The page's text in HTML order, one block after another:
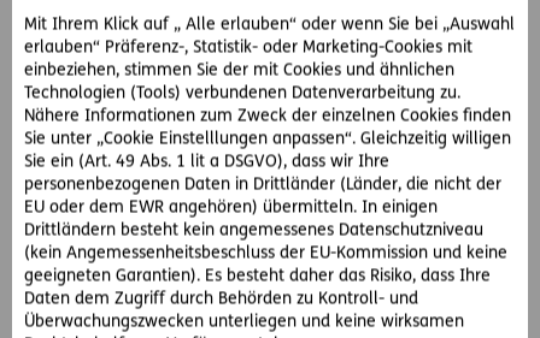
Mit Ihrem Klick auf „ Alle erlauben“ oder wenn Sie bei „Auswahl
erlauben“ Präferenz-, Statistik- oder Marketing-Cookies mit
einbeziehen, stimmen Sie der mit Cookies und ähnlichen
Technologien (Tools) verbundenen Datenverarbeitung zu.
Nähere Informationen zum Zweck der einzelnen Cookies finden
Sie unter „Cookie Einstelllungen anpassen“. Gleichzeitig willigen
Sie ein (Art. 49 Abs. 1 lit a DSGVO), dass wir Ihre
personenbezogenen Daten in Drittländer (Länder, die nicht der
EU oder dem EWR angehören) übermitteln. In einigen
Drittländern besteht kein angemessenes Datenschutzniveau
(kein Angemessenheitsbeschluss der EU-Kommission und keine
geeigneten Garantien). Es besteht daher das Risiko, dass Ihre
Daten dem Zugriff durch Behörden zu Kontroll- und
Überwachungszwecken unterliegen und keine wirksamen
ganz genau zu dokumentieren und dann den
Reiseveranstalter damit zu konfrontieren. Da der
Reiseveranstalter aber nicht einlenkt, möchte Frau R.
zurück nach Österreich fliegen. Auch hier zeigt sich das
Unternehmen uneinsichtig, weshalb sich die Familie R. den
Rückflug selbst organisieren muss.
Zurück in Österreich, wendet sich Familie R. erneut an die
erfahrenen D.A.S. Juristen. Diese beauftragen einen D.A.S.
Partneranwalt damit, Kosten für die Heimreise, den bereits
bezahlten Urlaubsbetrag sowie einen Ersatz für die
entgangenen Urlaubsfreuden geltend zu machen. Der
Reiseveranstalter lenkt nach umfangreicher Korrespondenz